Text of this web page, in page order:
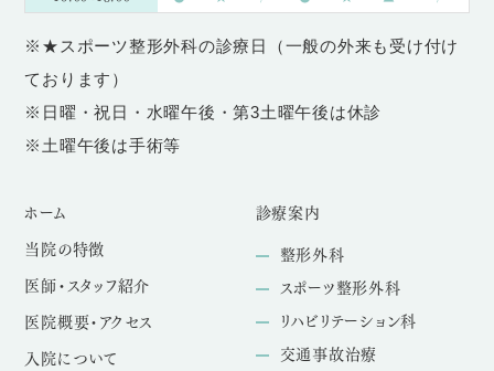
※★スポーツ整形外科の診療日（一般の外来も受け付け
ております）
※日曜・祝日・水曜午後・第3土曜午後は休診
※土曜午後は手術等
ホーム
当院の特徴
医師・スタッフ紹介
医院概要・アクセス
入院について
診療案内
整形外科
スポーツ整形外科
リハビリテーション科
交通事故治療